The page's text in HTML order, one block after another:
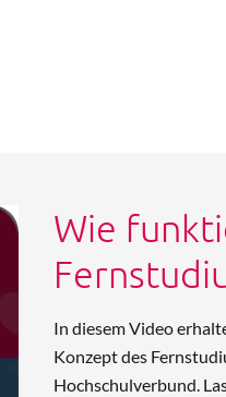
Wie
In diesem Video
Konzept des
Hochschulverbund.